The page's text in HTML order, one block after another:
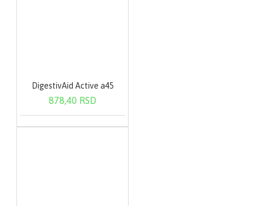
DigestivAid Active a45
878,40 RSD